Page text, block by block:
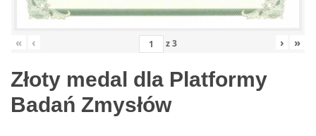
« ‹ z3 › »
Złoty medal dla Platformy
Badań Zmysłów